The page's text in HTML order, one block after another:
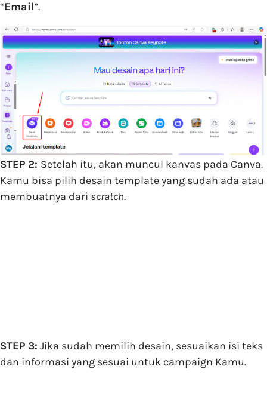
“Email”.
STEP 2: Setelah itu, akan muncul kanvas pada Canva.
Kamu bisa pilih desain template yang sudah ada atau
membuatnya dari scratch.
STEP 3: Jika sudah memilih desain, sesuaikan isi teks
dan informasi yang sesuai untuk campaign Kamu.